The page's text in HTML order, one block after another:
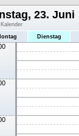
23. Juni
Dienstag